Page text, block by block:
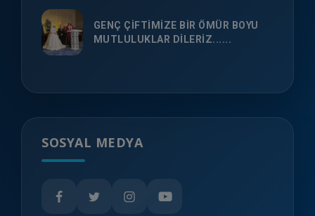
GENÇ ÇİFTİMİZE BİR ÖMÜR BOYU
MUTLULUKLAR DİLERİZ......
SOSYAL MEDYA